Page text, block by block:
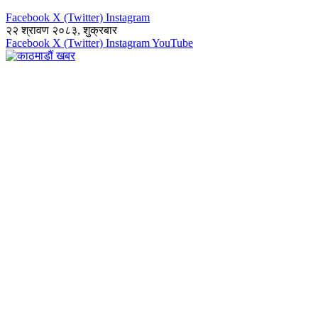
Facebook X (Twitter) Instagram
२२ श्रावण २०८३, शुक्रबार
Facebook X (Twitter) InstagramYouTube